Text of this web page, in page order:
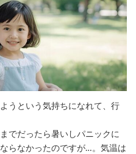
うという気持ちになれて、行
でだったら暑いしパニックに
らなかったのですが…。気温は